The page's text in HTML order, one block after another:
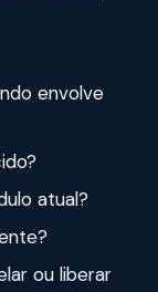
envolve
atual?
ou liberar